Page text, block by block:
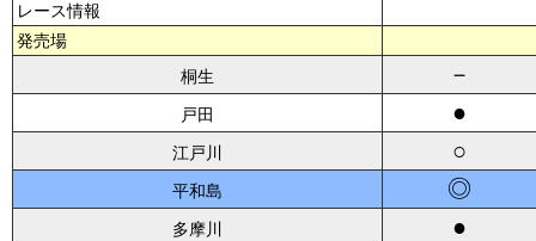
レース情報
発売場
桐生
－
戸田 ●
江戸川 ○
平和島 ◎
多摩川 ●